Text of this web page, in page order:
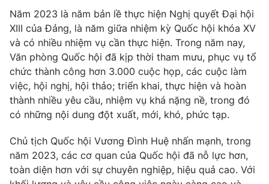
Thế giới đó đây
Câu chuyện quốc tế
Tài chính
Thị trường
Góc doanh nghiệp
Dữ liệu và đời sống
Truyền hình
Phim VTV
Hậu trường
Nhân vật
Khán giả
Giải trí
Âm nhạc
Sao
Đời sống
Du lịch
Giáo dục
Năm 2023 là năm bản lề thực hiện Nghị quyết Đại hội
XIII của Đảng, là năm giữa nhiệm kỳ Quốc hội khóa XV
và có nhiều nhiệm vụ cần thực hiện. Trong năm nay,
Văn phòng Quốc hội đã kịp thời tham mưu, phục vụ tổ
chức thành công hơn 3.000 cuộc họp, các cuộc làm
việc, hội nghị, hội thảo; triển khai, thực hiện và hoàn
thành nhiều yêu cầu, nhiệm vụ khá nặng nề, trong đó
có những nội dung đột xuất, mới, khó, phức tạp.
Chủ tịch Quốc hội Vương Đình Huệ nhấn mạnh, trong
năm 2023, các cơ quan của Quốc hội đã nỗ lực hơn,
toàn diện hơn với sự chuyên nghiệp, hiệu quả cao. Với